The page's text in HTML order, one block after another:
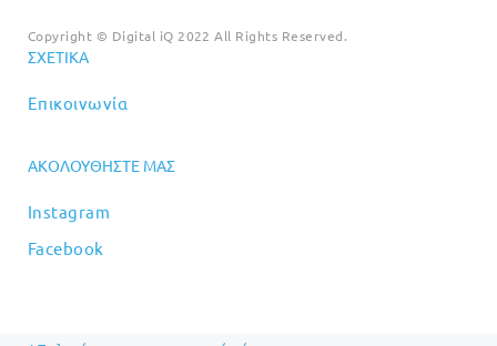
Copyright © Digital iQ 2022 All Rights Reserved.
ΣΧΕΤΙΚΆ
Επικοινωνία
ΑΚΟΛΟΥΘΉΣΤΕ ΜΑΣ
Instagram
Facebook